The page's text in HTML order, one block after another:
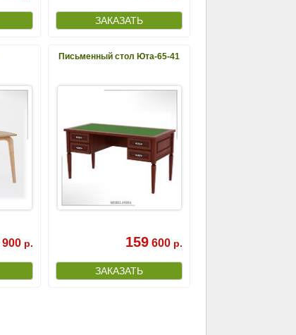
900 р.
Письменный стол Юта-65-41
159 600 р.